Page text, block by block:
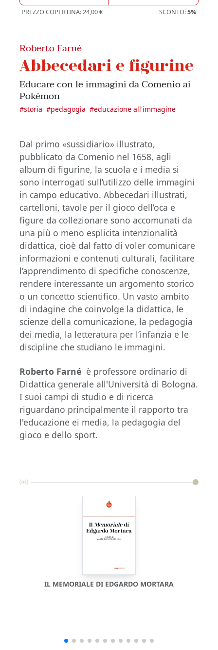
PREZZO COPERTINA:24,00 € SCONTO:5%
Roberto Farné
Abbecedari e figurine
Educare con le immagini da Comenio ai
Pokémon
#storia #pedagogia #educazione all'immagine
Dal primo «sussidiario» illustrato,
pubblicato da Comenio nel 1658, agli
album di figurine, la scuola e i media si
sono interrogati sull’utilizzo delle immagini
in campo educativo. Abbecedari illustrati,
cartelloni, tavole per il gioco dell’oca e
figure da collezionare sono accomunati da
una più o meno esplicita intenzionalità
didattica, cioè dal fatto di voler comunicare
informazioni e contenuti culturali, facilitare
l’apprendimento di specifiche conoscenze,
rendere interessante un argomento storico
o un concetto scientifico. Un vasto ambito
di indagine che coinvolge la didattica, le
scienze della comunicazione, la pedagogia
dei media, la letteratura per l’infanzia e le
discipline che studiano le immagini.
Roberto Farné è professore ordinario di
Didattica generale all'Università di Bologna.
I suoi campi di studio e di ricerca
riguardano principalmente il rapporto tra
l'educazione ei media, la pedagogia del
gioco e dello sport.
IL MEMORIALE DI EDGARDO MORTARA